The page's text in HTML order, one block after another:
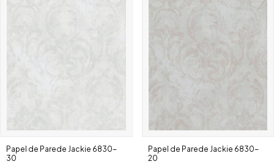
Papel de Parede Jackie 6830-
30
Papel de Parede Jackie 6830-
20